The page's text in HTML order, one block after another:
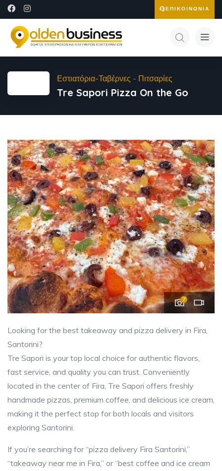
ΕΠΙΚΟΙΝΩΝΙΑ
Εστιατόρια-Ταβέρνες - Πιτσαρίες
Tre Sapori Pizza On the Go
7
Looking for the best takeaway and pizza delivery in Fira,
Santorini?
Tre Sapori is your top local choice for authentic flavors,
fast service, and quality you can trust. Conveniently
located in the center of Fira, Tre Sapori offers freshly
handmade pizzas, premium coffee, and delicious ice cream,
making it the perfect stop for both locals and visitors
exploring Santorini.
If you’re searching for “pizza delivery Fira Santorini,”
“takeaway near me in Fira,” or “best coffee and ice cream